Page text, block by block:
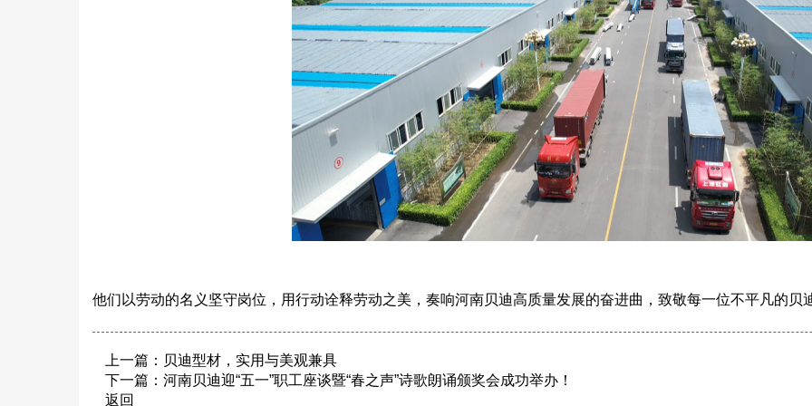
他们以劳动的名义坚守岗位，用行动诠释劳动之美，奏响河南贝迪高质量发展的奋进曲，致敬每一位不平凡的贝
上一篇： 贝迪型材，实用与美观兼具
下一篇： 河南贝迪迎“五一”职工座谈暨“春之声”诗歌朗诵颁奖会成功举办！
返回